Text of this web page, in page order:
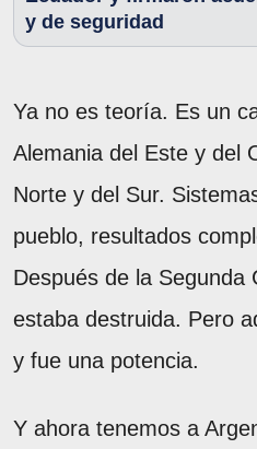
y de seguridad
Ya no es teoría. Es un
Alemania del Este y del
Norte y del Sur.
pueblo, resultados
Después de la Segunda
estaba destruida. Pero
y fue una potencia.
Y ahora tenemos a